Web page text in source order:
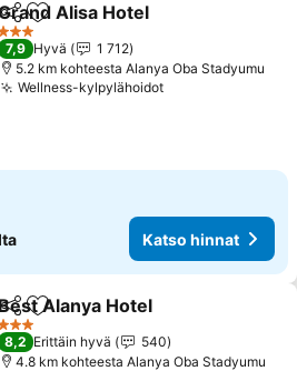
Jaa Lisää suosikkeihin
Alisa Hotel
3 Tähtiluokitus
7,9 Hyvä
1 712
5.2 km kohteesta Alanya Oba Stadyumu
Wellness-kylpylähoidotKatso hinnat
Katso hinnat
Jaa Lisää suosikkeihin
Best Alanya Hotel
3 Tähtiluokitus
8,2 Erittäin hyvä
540
4.8 km kohteesta Alanya Oba Stadyumu